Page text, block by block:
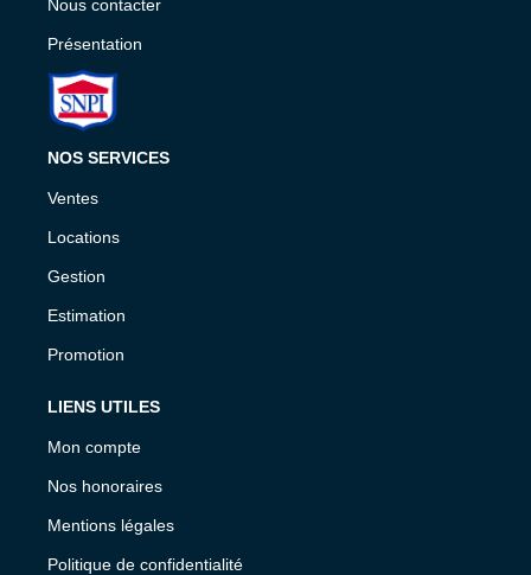
Nous contacter
Présentation
NOS SERVICES
Ventes
Locations
Gestion
Estimation
Promotion
LIENS UTILES
Mon compte
Nos honoraires
Mentions légales
Politique de confidentialité